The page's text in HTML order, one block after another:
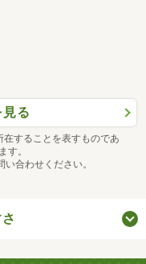
る
することを表すものであ
す。
合わせください。